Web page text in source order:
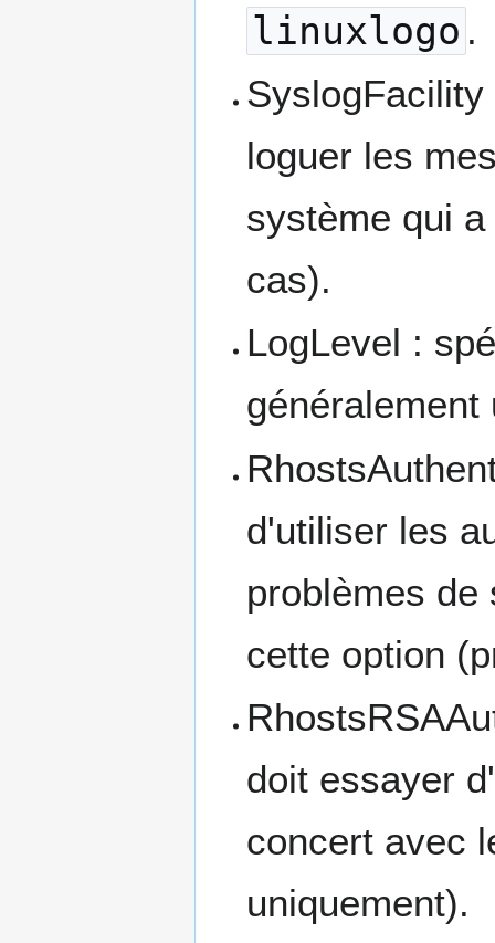
linuxlogo .
loguer les
système qui
cas).
LogLevel :
généralement
d'utiliser les
problèmes
cette option
doit essayer
concert avec
uniquement).